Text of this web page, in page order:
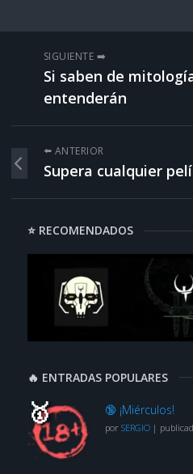
SIGUIENTE ➡️
Si saben de
entenderán
⬅️ ANTERIOR
Supera cualquier
⭐ RECOMENDADOS
🔥 ENTRADAS POPULARES
🔞 ¡Miérculos!
por SERGIO|